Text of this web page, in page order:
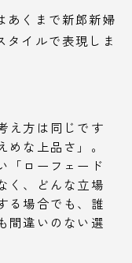
あくまで新郎新婦
タイルで表現しま
え方は同じです
な上品さ」。
「ローフェード
く、どんな立場
る場合でも、誰
間違いのない選